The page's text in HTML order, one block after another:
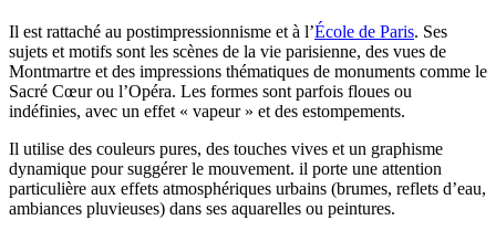
Il est rattaché au postimpressionnisme et à l’École de Paris. Ses
sujets et motifs sont les scènes de la vie parisienne, des vues de
Montmartre et des impressions thématiques de monuments comme le
Sacré Cœur ou l’Opéra. Les formes sont parfois floues ou
indéfinies, avec un effet « vapeur » et des estompements.
Il utilise des couleurs pures, des touches vives et un graphisme
dynamique pour suggérer le mouvement. il porte une attention
particulière aux effets atmosphériques urbains (brumes, reflets d’eau,
ambiances pluvieuses) dans ses aquarelles ou peintures.